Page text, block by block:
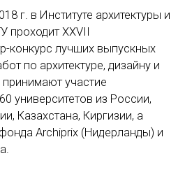
г. в Институте архитектуры и
проходит XXVII
конкурс лучших выпускных
по архитектуре, дизайну и
принимают участие
университетов из России,
Казахстана, Киргизии, а
Archiprix (Нидерланды) и